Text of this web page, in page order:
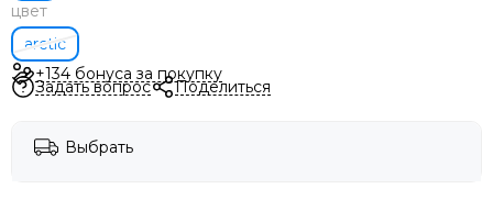
цвет
arctic
+134 бонуса за покупку
Задать вопрос Поделиться
Выбрать